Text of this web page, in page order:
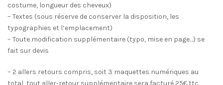
costume, longueur des cheveux)
– Textes (sous réserve de conserver la disposition, les
typographies et l’emplacement)
– Toute modification supplémentaire (typo, mise en page…) se
fait sur devis
– 2 allers retours compris, soit 3 maquettes numériques au
total, tout aller-retour supplémentaire sera facturé 25€ ttc